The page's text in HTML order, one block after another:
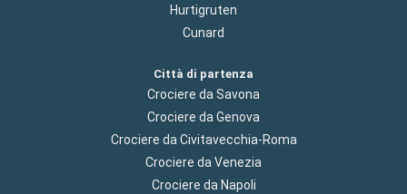
Hurtigruten
Cunard
Città di partenza
Crociere da Savona
Crociere da Genova
Crociere da Civitavecchia-Roma
Crociere da Venezia
Crociere da Napoli